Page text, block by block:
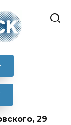
29